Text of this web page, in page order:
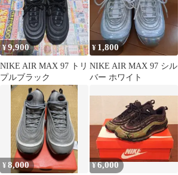
¥9,900
NIKE AIR MAX 97 トリ
プルブラック
¥ 1,800
NIKE AIR MAX 97 シル
バー ホワイト
¥8,000 ¥6,000